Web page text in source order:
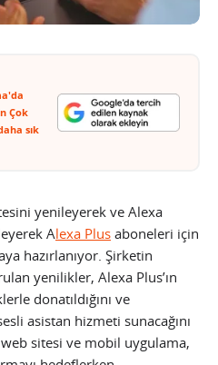
Çok
sık
yenileyerek ve Alexa
Alexa Plus aboneleri için
hazırlanıyor. Şirketin
yenilikler, Alexa Plus’ın
donatıldığını ve
asistan hizmeti sunacağını
sitesi ve mobil uygulama,